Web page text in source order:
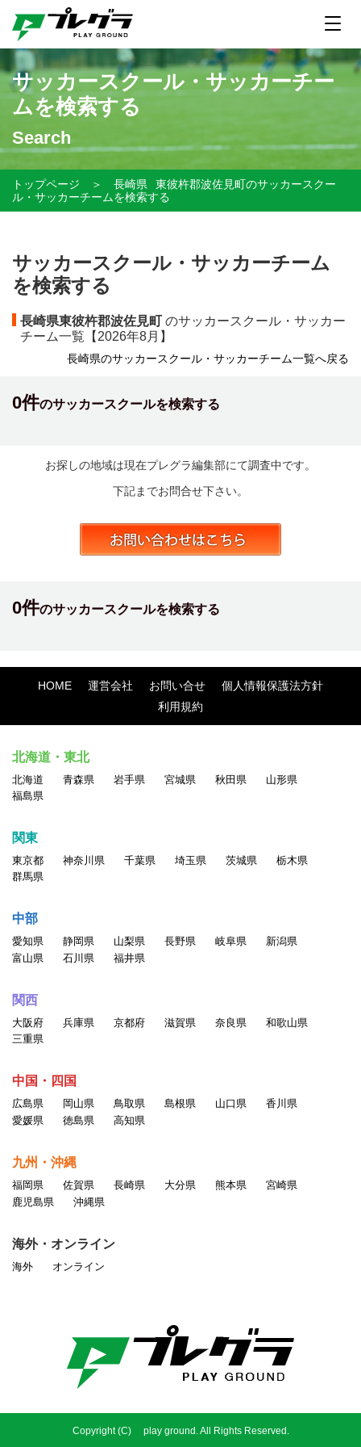
サッカースクール・サッカーチー
ムを検索する
Search
トップページ ＞ 長崎県
東彼杵郡波佐見町のサッカースクー
ル・サッカーチームを検索する
サッカースクール・サッカーチーム
を検索する
長崎県東彼杵郡波佐見町 のサッカースクール・サッカー
チーム一覧【 2026年8月】
長崎県のサッカースクール・サッカーチーム一覧へ戻る
0件のサッカースクールを検索する
お探しの地域は現在プレグラ編集部にて調査中です。
下記までお問合せ下さい。
0件のサッカースクールを検索する
HOME 運営会社 お問い合せ
個人情報保護法方針
利用規約
北海道・東北
北海道 青森県 岩手県 宮城県 秋田県
山形県
福島県
関東
東京都 神奈川県 千葉県 埼玉県 茨城県
栃木県
群馬県
中部
愛知県 静岡県 山梨県 長野県 岐阜県
新潟県
富山県
石川県 福井県
関西
大阪府 兵庫県 京都府 滋賀県 奈良県
和歌山県
三重県
中国・四国
広島県 岡山県 鳥取県 島根県 山口県
香川県
愛媛県
徳島県 高知県
九州・沖縄
福岡県 佐賀県 長崎県 大分県 熊本県
宮崎県
鹿児島県
沖縄県
海外・オンライン
海外 オンライン
Copyright (C) play ground. All Rights Reserved.